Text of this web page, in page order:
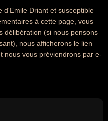
d'Emile Driant et susceptible
à cette page, vous
délibération (si nous pensons
nous afficherons le lien
nous vous préviendrons par e-